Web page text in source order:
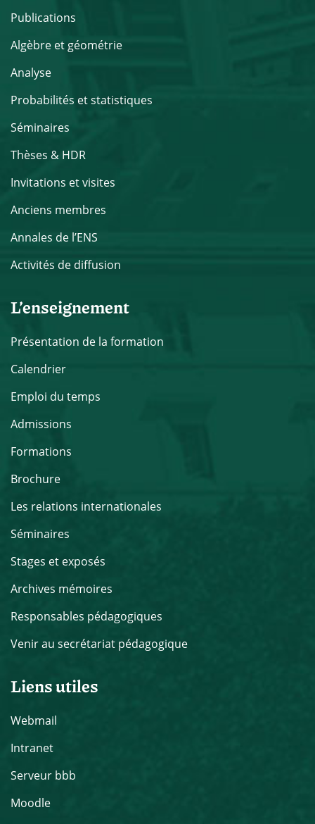
Publications
Algèbre et géométrie
Analyse
Probabilités et statistiques
Séminaires
Thèses & HDR
Invitations et visites
Anciens membres
Annales de l’ENS
Activités de diffusion
L’enseignement
Présentation de la formation
Calendrier
Emploi du temps
Admissions
Formations
Brochure
Les relations internationales
Séminaires
Stages et exposés
Archives mémoires
Responsables pédagogiques
Venir au secrétariat pédagogique
Liens utiles
Webmail
Intranet
Serveur bbb
Moodle